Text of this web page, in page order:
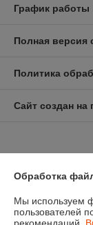
График работы
Полная версия
Политика
Сайт создан на
Информация для
Юридическое лицо:
Обработка
Мы используем
пользователей